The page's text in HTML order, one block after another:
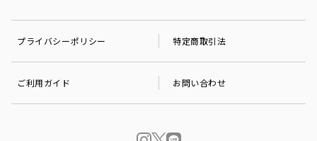
プライバシーポリシー 特定商取引法
ご利用ガイド お問い合わせ